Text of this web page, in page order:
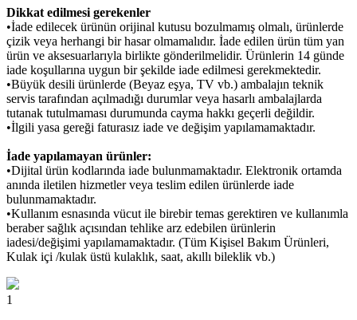
Dikkat edilmesi gerekenler
•İade edilecek ürünün orijinal kutusu bozulmamış olmalı, ürünlerde
çizik veya herhangi bir hasar olmamalıdır. İade edilen ürün tüm yan
ürün ve aksesuarlarıyla birlikte gönderilmelidir. Ürünlerin 14 günde
iade koşullarına uygun bir şekilde iade edilmesi gerekmektedir.
•Büyük desili ürünlerde (Beyaz eşya, TV vb.) ambalajın teknik
servis tarafından açılmadığı durumlar veya hasarlı ambalajlarda
tutanak tutulmaması durumunda cayma hakkı geçerli değildir.
•İlgili yasa gereği faturasız iade ve değişim yapılamamaktadır.
İade yapılamayan ürünler:
•Dijital ürün kodlarında iade bulunmamaktadır. Elektronik ortamda
anında iletilen hizmetler veya teslim edilen ürünlerde iade
bulunmamaktadır.
•Kullanım esnasında vücut ile birebir temas gerektiren ve kullanımla
beraber sağlık açısından tehlike arz edebilen ürünlerin
iadesi/değişimi yapılamamaktadır. (Tüm Kişisel Bakım Ürünleri,
Kulak içi /kulak üstü kulaklık, saat, akıllı bileklik vb.)
1